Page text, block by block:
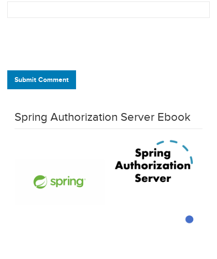
Submit Comment
Spring Authorization Server Ebook